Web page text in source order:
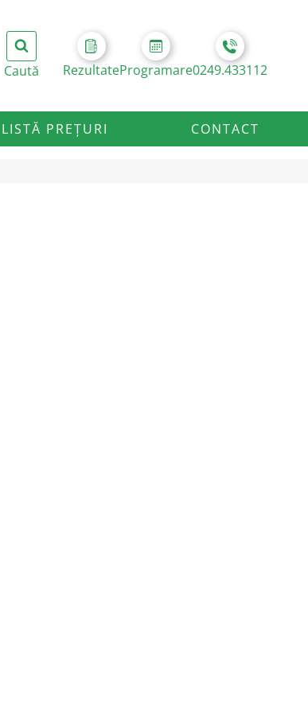
RezultateProgramare0249.433112
LISTĂ PREȚURI CONTACT